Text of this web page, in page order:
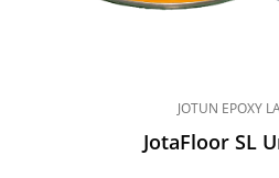
JOTUN EPOXY
JotaFloor SL